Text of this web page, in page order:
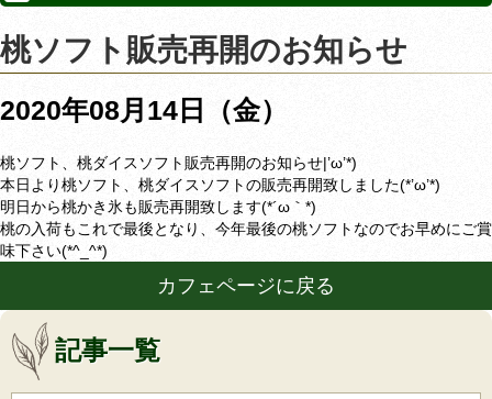
桃ソフト販売再開のお知らせ
2020年08月14日（金）
桃ソフト、桃ダイスソフト販売再開のお知らせ|’ω’*)
本日より桃ソフト、桃ダイスソフトの販売再開致しました(*’ω’*)
明日から桃かき氷も販売再開致します(*´ω｀*)
桃の入荷もこれで最後となり、今年最後の桃ソフトなのでお早めにご賞
味下さい(*^_^*)
カフェページに戻る
記事一覧